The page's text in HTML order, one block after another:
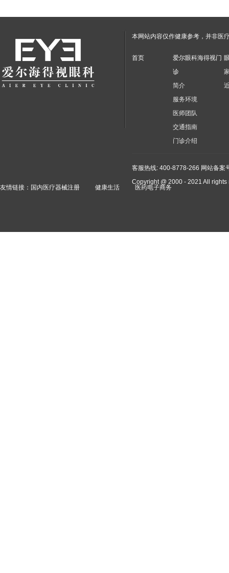
本网站内容仅作健康参考，并非医
首页
爱尔眼科海得视门
诊
简介
服务环境
医师团队
交通指南
门诊介绍
客服热线: 400-8778-266 网站备案
Copyright @ 2000 - 2021 All
友情链接： 国内医疗器械注册 健康生活 医药电子商务